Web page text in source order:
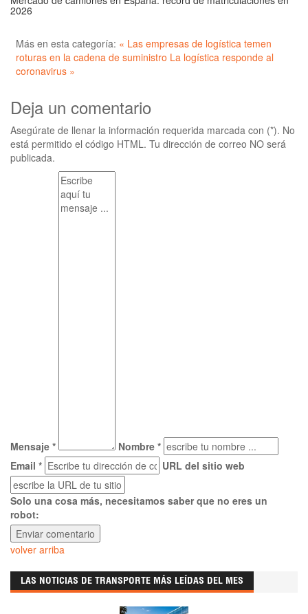
2026
Más en esta categoría: « Las empresas de logística temen
roturas en la cadena de suministro La logística responde al
coronavirus »
Deja un comentario
Asegúrate de llenar la información requerida marcada con (*). No
está permitido el código HTML. Tu dirección de correo NO será
publicada.
Mensaje *
Nombre *
Email *
URL del sitio web
Solo una cosa más, necesitamos saber que no eres un
robot:
volver arriba
LAS NOTICIAS DE TRANSPORTE MÁS LEÍDAS DEL MES